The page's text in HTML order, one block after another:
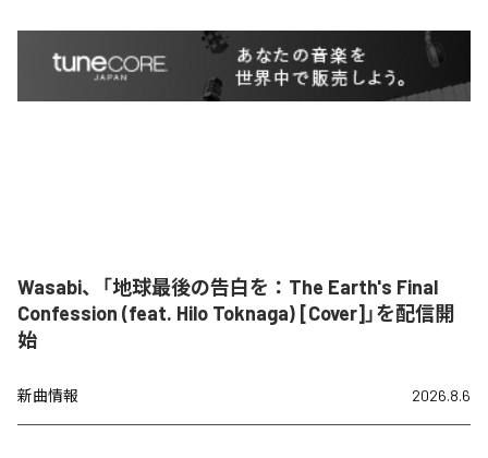
Wasabi、「地球最後の告白を：The Earth's Final
Confession (feat. Hilo Toknaga) [Cover]」を配信開
始
新曲情報 2026.8.6